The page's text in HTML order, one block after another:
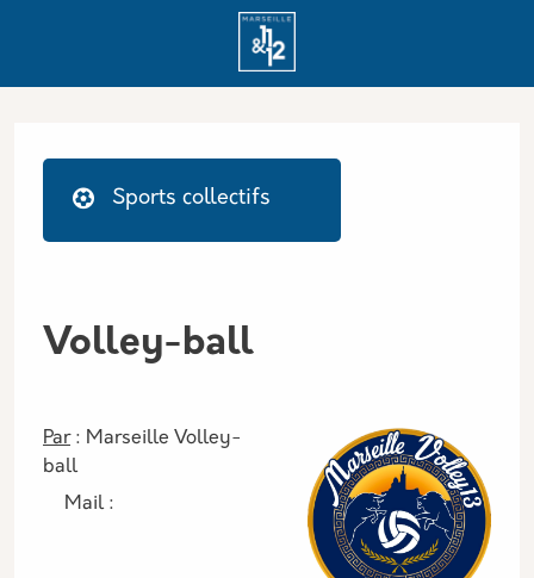
Thématique activité sportive
Icone
NomSports collectifs
Volley-ball
Par: Marseille Volley-
ball
Mail :
Panneau de gestion des cookies